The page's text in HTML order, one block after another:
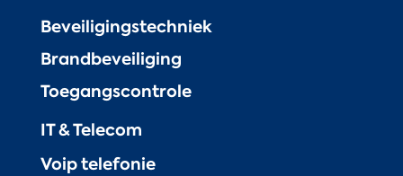
Beveiligingstechniek
Brandbeveiliging
Toegangscontrole
IT & Telecom
Voip telefonie